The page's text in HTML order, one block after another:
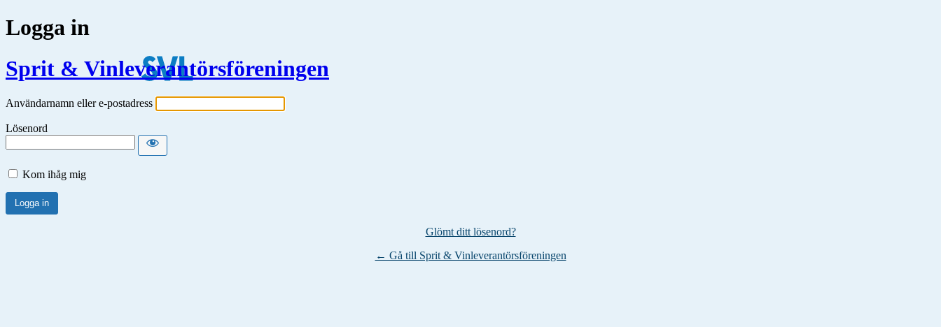
Logga in
Sprit & Vinleverantörsföreningen
Användarnamn eller e-postadress
Lösenord
Kom ihåg mig
Glömt ditt lösenord?
← Gå till Sprit & Vinleverantörsföreningen